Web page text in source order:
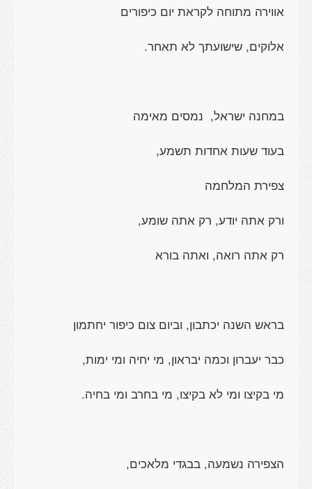
אווירה מתוחה לקראת יום כיפורים
אלוקים, שישועתך לא תאחר.
במחנה ישראל, נמסים מאימה
בעוד שעות אחדות תשמע,
צפירת המלחמה
ורק אתה יודע, רק אתה שומע,
רק אתה רואה, ואתה בורא
בראש השנה יכתבון, וביום צום כיפור יחתמון
כבר יעברון וכמה יבראון, מי יחיה ומי ימות,
מי בקיצו ומי לא בקיצו, מי בחרב ומי בחיה.
הצפירה נשמעה, בבגדי מלאכים,